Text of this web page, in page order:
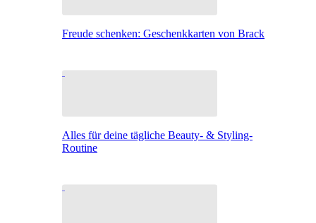
Freude schenken: Geschenkkarten von Brack
Alles für deine tägliche Beauty- & Styling-
Routine